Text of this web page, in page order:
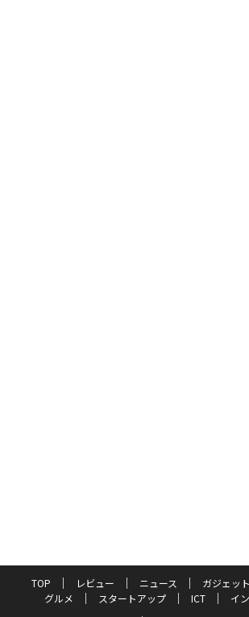
TOP レビュー ニュース ガジェット
グルメ
スタートアップ ICT
イ